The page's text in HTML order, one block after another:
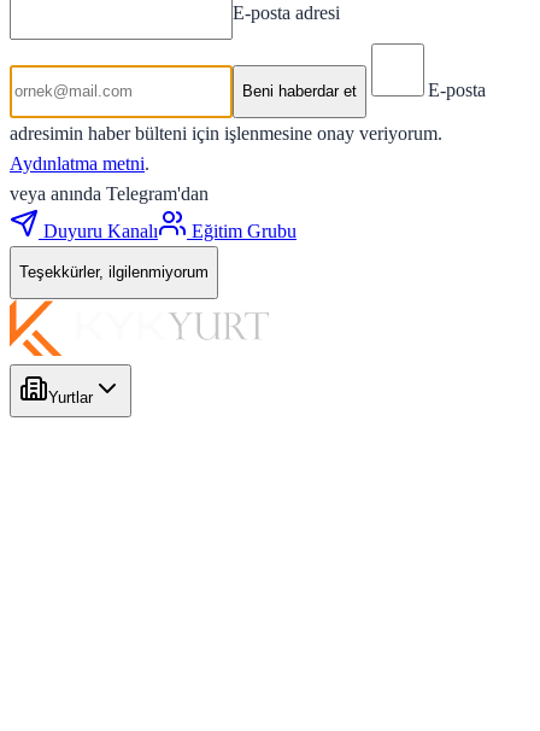
E-posta adresi
Beni haberdar et E-posta
adresimin haber bülteni için işlenmesine onay veriyorum.
Aydınlatma metni.
veya anında Telegram'dan
Duyuru Kanalı
Eğitim Grubu
Teşekkürler, ilgilenmiyorum
Yurtlar